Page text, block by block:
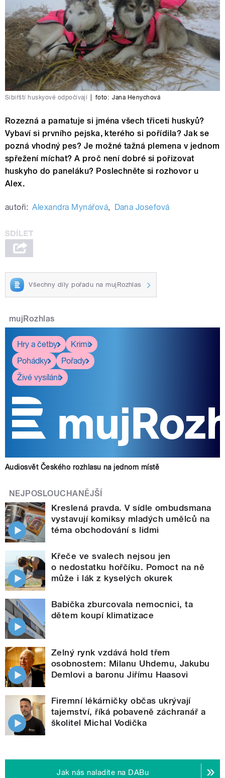
Sibiřští huskyové odpočívají foto: Jana Henychová
Rozezná a pamatuje si jména všech třiceti huskyů?
Vybaví si prvního pejska, kterého si pořídila? Jak se
pozná vhodný pes? Je možné tažná plemena v jednom
spřežení míchat? A proč není dobré si pořizovat
huskyho do paneláku? Poslechněte si rozhovor u
Alex.
autoři: Alexandra Mynářová, Dana Josefová
Všechny díly pořadu na mujRozhlas
mujRozhlas
Hry a četby
Krimi
Pohádky
Pořady
Živé vysílání
Audiosvět Českého rozhlasu na jednom místě
NEJPOSLOUCHANĚJŠÍ
Kreslená pravda. V sídle ombudsmana
vystavují komiksy mladých umělců na
téma obchodování s lidmi
Křeče ve svalech nejsou jen
o nedostatku hořčíku. Pomoct na ně
může i lák z kyselých okurek
Babička zburcovala nemocnici, ta
dětem koupí klimatizace
Zelný rynk vzdává hold třem
osobnostem: Milanu Uhdemu, Jakubu
Demlovi a baronu Jiřímu Haasovi
Firemní lékárničky občas ukrývají
tajemství, říká pobaveně záchranář a
školitel Michal Vodička
Jak nás naladíte na DABu